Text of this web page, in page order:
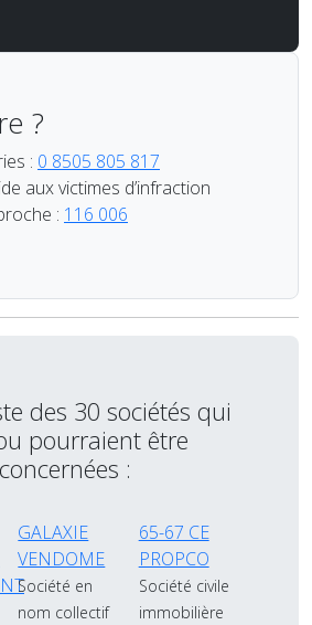
?
: 0 8505 805 817
aux victimes d’infraction
: 116 006
des 30 sociétés qui
pourraient être
concernées :
GALAXIE
VENDOME
Société en
nom collectif
65-67 CE
PROPCO
Société civile
immobilière